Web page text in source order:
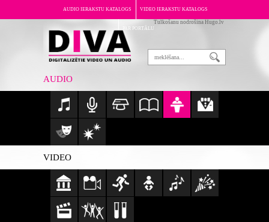
AUDIO IERAKSTU KATALOGS VIDEO IERAKSTU KATALOGS
PAR PORTĀLU
Tulkošanu nodrošina Hugo.lv
AUDIO
VIDEO